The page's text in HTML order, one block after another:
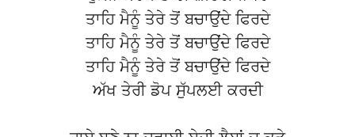
ਤਾਹਿ ਮੈਨੂੰ ਤੇਰੇ ਤੋਂ ਬਚਾਉਂਦੇ ਫਿਰਦੇ
ਤਾਹਿ ਮੈਨੂੰ ਤੇਰੇ ਤੋਂ ਬਚਾਉਂਦੇ ਫਿਰਦੇ
ਤਾਹਿ ਮੈਨੂੰ ਤੇਰੇ ਤੋਂ ਬਚਾਉਂਦੇ ਫਿਰਦੇ
ਅੱਖ ਤੇਰੀ ਡੋਪ ਸੁੱਪਲਈ ਕਰਦੀ